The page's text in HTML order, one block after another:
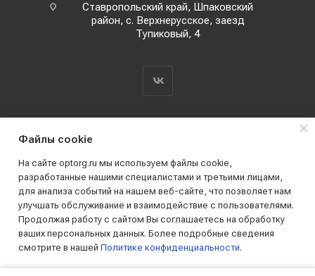
Ставропольский край, Шпаковский
район, с. Верхнерусское, заезд
Тупиковый, 4
2019 - 2026 © АО КПК "Ставропольстройопторг"
Все права защищены
Файлы cookie
На сайте optorg.ru мы используем файлы cookie,
разработанные нашими специалистами и третьими лицами,
для анализа событий на нашем веб-сайте, что позволяет нам
улучшать обслуживание и взаимодействие с пользователями.
Продолжая работу с сайтом Вы соглашаетесь на обработку
ваших персональных данных. Более подробные сведения
смотрите в нашей Политике конфиденциальности.